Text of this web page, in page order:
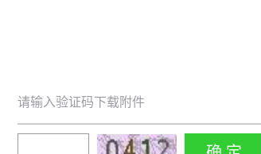
请输入验证码下载附件